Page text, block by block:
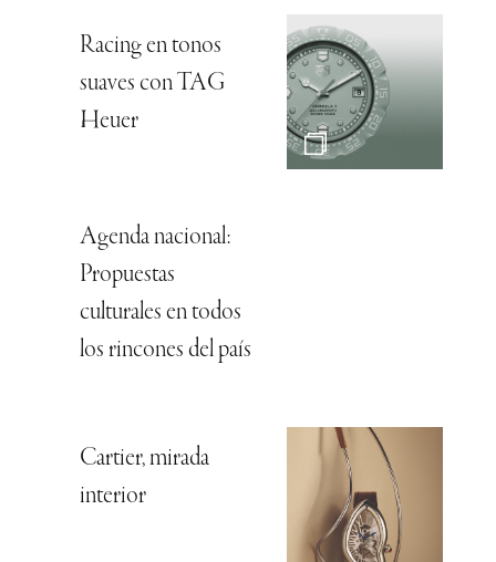
Racing en tonos
suaves con TAG
Heuer
Agenda nacional:
Propuestas
culturales en todos
los rincones del país
Cartier, mirada
interior